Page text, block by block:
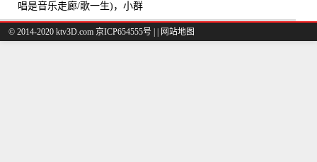
唱是音乐走廊/歌一生)，小群
演唱点播:8975次
© 2014-2020 ktv3D.com 京ICP654555号 | 网站地图